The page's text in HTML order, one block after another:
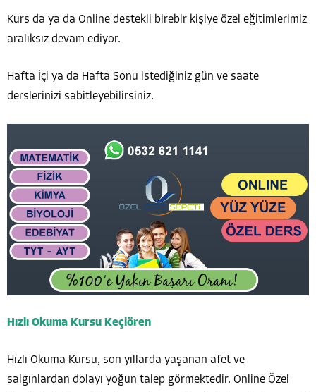
Kurs da ya da Online destekli birebir kişiye özel eğitimlerimiz
aralıksız devam ediyor.
Hafta İçi ya da Hafta Sonu istediğiniz gün ve saate
derslerinizi sabitleyebilirsiniz.
Hızlı Okuma Kursu Keçiören
Hızlı Okuma Kursu, son yıllarda yaşanan afet ve
salgınlardan dolayı yoğun talep görmektedir. Online Özel